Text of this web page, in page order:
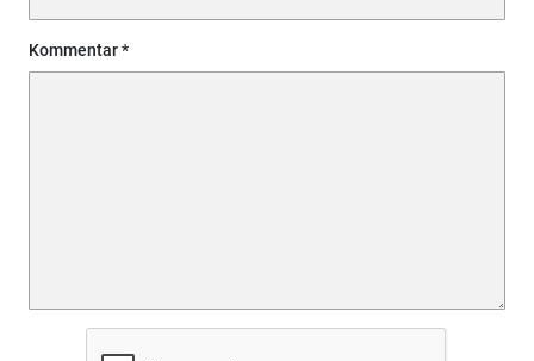
Kommentar